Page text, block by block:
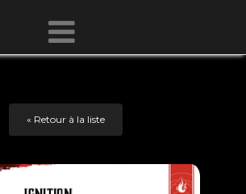
« Retour à la liste